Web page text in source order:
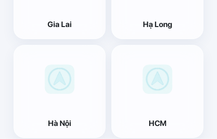
Gia Lai Hạ Long
Hà Nội HCM